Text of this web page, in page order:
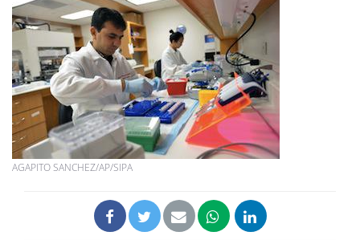
AGAPITO SANCHEZ/AP/SIPA